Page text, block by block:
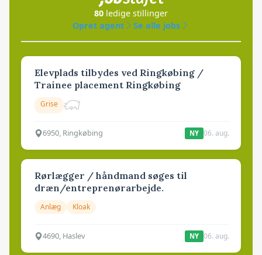
80 ledige stillinger
Opret agent
Se alle jobs
Elevplads tilbydes ved Ringkøbing /
Trainee placement Ringkøbing
Grise
6950, Ringkøbing NY 06. aug.
Rørlægger / håndmand søges til
dræn/entreprenørarbejde.
Anlæg Kloak
4690, Haslev NY 06. aug.